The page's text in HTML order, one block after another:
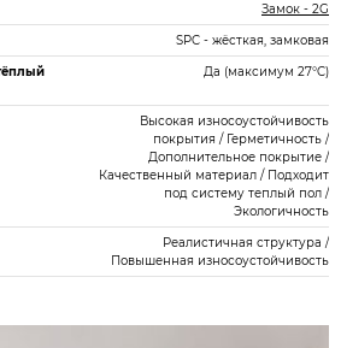
Замок - 2G
SPC - жёсткая, замковая
Да (максимум 27°C)
Высокая износоустойчивость
покрытия / Герметичность /
Дополнительное покрытие /
Качественный материал / Подходит
под систему теплый пол /
Экологичность
Реалистичная структура /
Повышенная износоустойчивость